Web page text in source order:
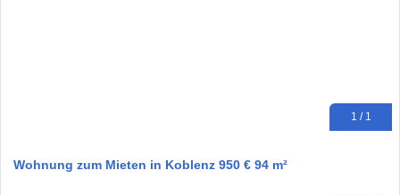
1 / 1
Wohnung zum Mieten in Koblenz 950 € 94 m²